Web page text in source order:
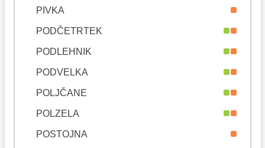
PIVKA
PODČETRTEK
PODLEHNIK
PODVELKA
POLJČANE
POLZELA
POSTOJNA